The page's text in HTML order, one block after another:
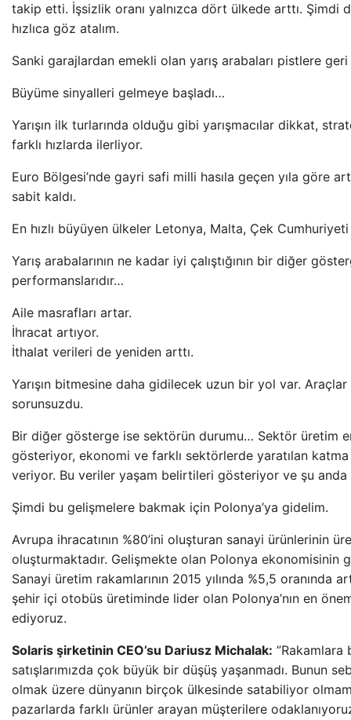
takip etti. İşsizlik oranı yalnızca dört ülkede arttı. Şimdi
hızlıca göz atalım.
Sanki garajlardan emekli olan yarış arabaları pistlere
Büyüme sinyalleri gelmeye başladı…
Yarışın ilk turlarında olduğu gibi yarışmacılar dikkat,
farklı hızlarda ilerliyor.
Euro Bölgesi’nde gayri safi milli hasıla geçen yıla göre
sabit kaldı.
En hızlı büyüyen ülkeler Letonya, Malta, Çek
Yarış arabalarının ne kadar iyi çalıştığının bir diğer
performanslarıdır…
Aile masrafları artar.
İhracat artıyor.
İthalat verileri de yeniden arttı.
Yarışın bitmesine daha gidilecek uzun bir yol var.
sorunsuzdu.
Bir diğer gösterge ise sektörün durumu… Sektör üretim
gösteriyor, ekonomi ve farklı sektörlerde yaratılan
veriyor. Bu veriler yaşam belirtileri gösteriyor ve şu
Şimdi bu gelişmelere bakmak için Polonya’ya gidelim.
Avrupa ihracatının %80’ini oluşturan sanayi ürünlerinin
oluşturmaktadır. Gelişmekte olan Polonya ekonomisinin
Sanayi üretim rakamlarının 2015 yılında %5,5 oranında
şehir içi otobüs üretiminde lider olan Polonya’nın en
ediyoruz.
Solaris şirketinin CEO’su Dariusz Michalak: ”Rakamlara
satışlarımızda çok büyük bir düşüş yaşanmadı. Bunun
olmak üzere dünyanın birçok ülkesinde satabiliyor
pazarlarda farklı ürünler arayan müşterilere